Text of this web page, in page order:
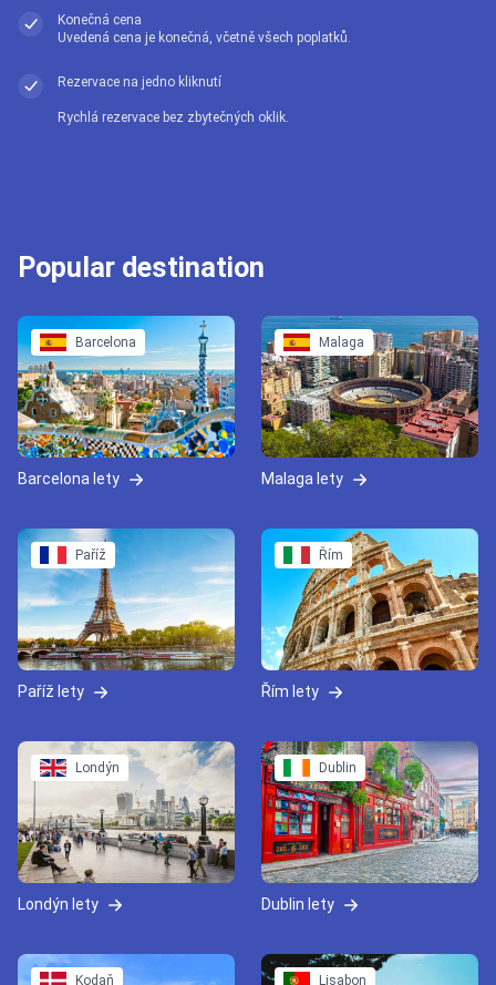
Konečná cena
Uvedená cena je konečná, včetně všech poplatků.
Rezervace na jedno kliknutí
Rychlá rezervace bez zbytečných oklik.
Popular destination
Barcelona
Barcelona lety
Malaga
Malaga lety
Paříž
Paříž lety
Řím
Řím lety
Londýn
Londýn lety
Dublin
Dublin lety
Kodaň Lisabon